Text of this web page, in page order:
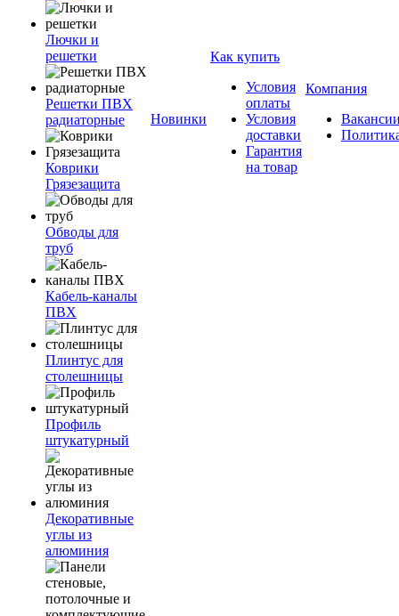
Лючки и
решетки
Решетки ПВХ
радиаторные
Коврики
Грязезащита
Обводы для
труб
Кабель-каналы
ПВХ
Плинтус для
столешницы
Профиль
штукатурный
Декоративные
углы из
алюминия
Новинки
Как купить
Условия
оплаты
Условия
доставки
Гарантия
на товар
Компания